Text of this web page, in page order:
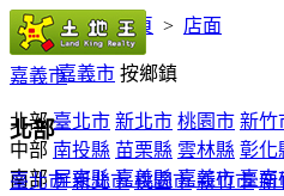
嘉義市
北部
臺北市 新北市 桃園市 新竹市 新
您的位置： 首頁 > 店面
嘉義市 按鄉鎮
北部 臺北市 新北市 桃園市 新竹
中部 南投縣 苗栗縣 雲林縣 彰化
南部 屏東縣 嘉義縣 嘉義市 臺南